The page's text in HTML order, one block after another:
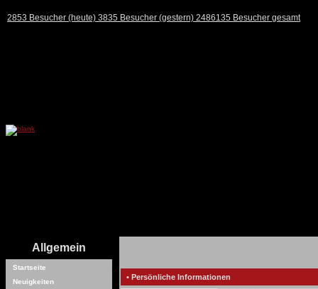
2853 Besucher (heute) 3835 Besucher (gestern) 2486135 Besucher gesamt
Allgemein
Startseite
Neuigkeiten
• Persönliche Informationen